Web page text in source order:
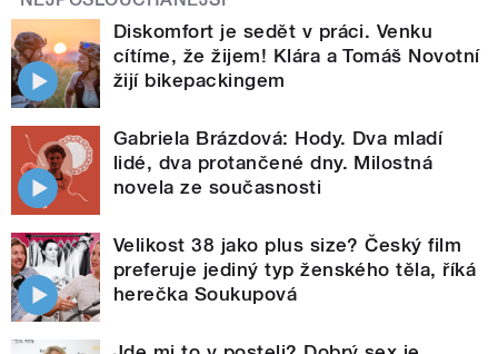
Diskomfort je sedět v práci. Venku
cítíme, že žijem! Klára a Tomáš Novotní
žijí bikepackingem
Gabriela Brázdová: Hody. Dva mladí
lidé, dva protančené dny. Milostná
novela ze současnosti
Velikost 38 jako plus size? Český film
preferuje jediný typ ženského těla, říká
herečka Soukupová